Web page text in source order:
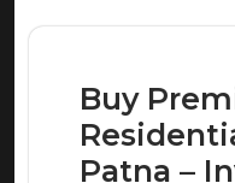
Buy
Patna –